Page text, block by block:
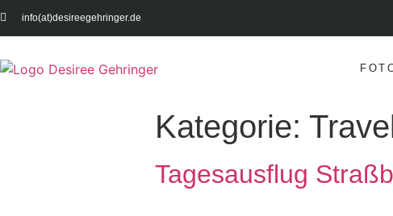
info(at)desireegehringer.de
Kategorie:
Tagesausflug